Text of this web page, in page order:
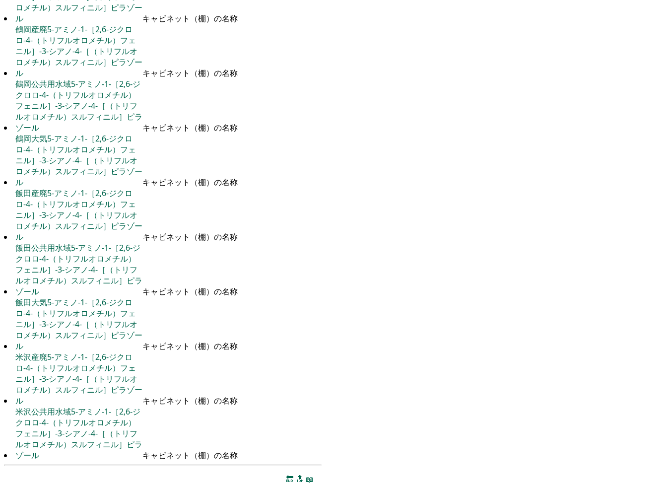
ロメチル）スルフィニル］ピラゾー
ル
キャビネット（棚）の名称
鶴岡産廃5-アミノ-1-［2,6-ジクロ
ロ-4-（トリフルオロメチル）フェ
ニル］-3-シアノ-4-［（トリフルオ
ロメチル）スルフィニル］ピラゾー
ル
キャビネット（棚）の名称
鶴岡公共用水域5-アミノ-1-［2,6-ジ
クロロ-4-（トリフルオロメチル）
フェニル］-3-シアノ-4-［（トリフ
ルオロメチル）スルフィニル］ピラ
ゾール
キャビネット（棚）の名称
鶴岡大気5-アミノ-1-［2,6-ジクロ
ロ-4-（トリフルオロメチル）フェ
ニル］-3-シアノ-4-［（トリフルオ
ロメチル）スルフィニル］ピラゾー
ル
キャビネット（棚）の名称
飯田産廃5-アミノ-1-［2,6-ジクロ
ロ-4-（トリフルオロメチル）フェ
ニル］-3-シアノ-4-［（トリフルオ
ロメチル）スルフィニル］ピラゾー
ル
キャビネット（棚）の名称
飯田公共用水域5-アミノ-1-［2,6-ジ
クロロ-4-（トリフルオロメチル）
フェニル］-3-シアノ-4-［（トリフ
ルオロメチル）スルフィニル］ピラ
ゾール
キャビネット（棚）の名称
飯田大気5-アミノ-1-［2,6-ジクロ
ロ-4-（トリフルオロメチル）フェ
ニル］-3-シアノ-4-［（トリフルオ
ロメチル）スルフィニル］ピラゾー
ル
キャビネット（棚）の名称
米沢産廃5-アミノ-1-［2,6-ジクロ
ロ-4-（トリフルオロメチル）フェ
ニル］-3-シアノ-4-［（トリフルオ
ロメチル）スルフィニル］ピラゾー
ル
キャビネット（棚）の名称
米沢公共用水域5-アミノ-1-［2,6-ジ
クロロ-4-（トリフルオロメチル）
フェニル］-3-シアノ-4-［（トリフ
ルオロメチル）スルフィニル］ピラ
ゾール
キャビネット（棚）の名称
🔚 🔝 📖